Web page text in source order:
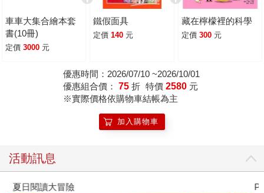
車車大集合繪本套
書(10冊)
定價 3000 元
鐵假面具
定價 140 元
藏在檸檬裡的科學
定價 300 元
優惠時間：2026/07/10 ~2026/10/01
優惠組合價： 75 折 特價 2580 元
※實際價格依購物車結帳為主
加入購物車
活動訊息
夏日閱讀大冒險